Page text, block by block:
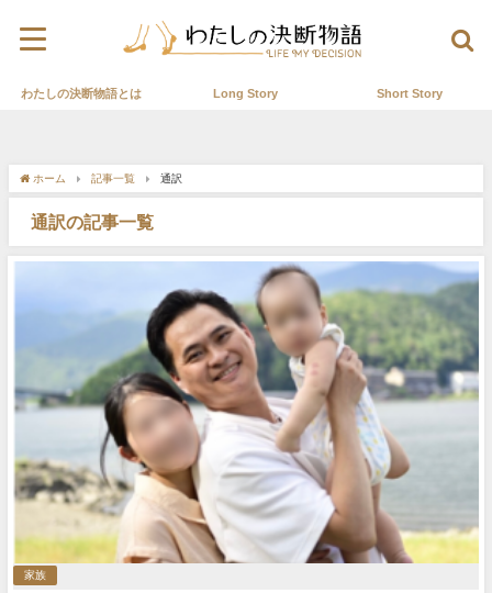
わたしの決断物語とは Long Story Short Story
ホーム 記事一覧 通訳
通訳の記事一覧
家族